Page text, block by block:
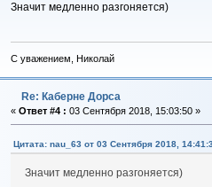
Значит медленно разгоняется)
С уважением, Николай
Re: Каберне Дорса
« Ответ #4 : 03 Сентября 2018, 15:03:50 »
Цитата: nau_63 от 03 Сентября 2018,
Значит медленно разгоняется)